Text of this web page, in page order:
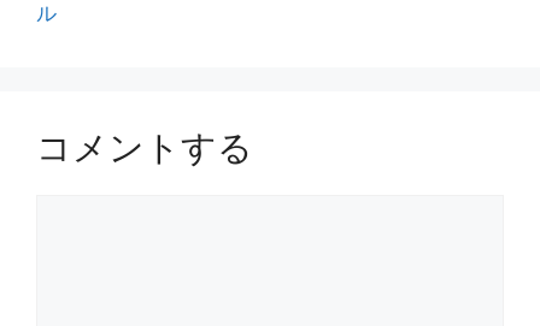
ル
コメントする